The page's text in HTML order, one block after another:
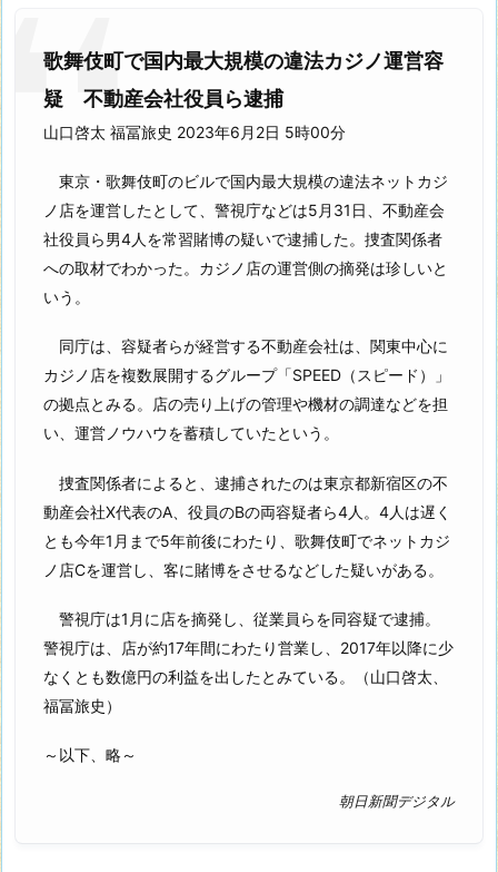
歌舞伎町で国内最大規模の違法カジノ運営容
疑 不動産会社役員ら逮捕
山口啓太 福冨旅史 2023年6月2日 5時00分
東京・歌舞伎町のビルで国内最大規模の違法ネットカジ
ノ店を運営したとして、警視庁などは5月31日、不動産会
社役員ら男4人を常習賭博の疑いで逮捕した。捜査関係者
への取材でわかった。カジノ店の運営側の摘発は珍しいと
いう。
同庁は、容疑者らが経営する不動産会社は、関東中心に
カジノ店を複数展開するグループ「SPEED（スピード）」
の拠点とみる。店の売り上げの管理や機材の調達などを担
い、運営ノウハウを蓄積していたという。
捜査関係者によると、逮捕されたのは東京都新宿区の不
動産会社X代表のA、役員のBの両容疑者ら4人。4人は遅く
とも今年1月まで5年前後にわたり、歌舞伎町でネットカジ
ノ店Cを運営し、客に賭博をさせるなどした疑いがある。
警視庁は1月に店を摘発し、従業員らを同容疑で逮捕。
警視庁は、店が約17年間にわたり営業し、2017年以降に少
なくとも数億円の利益を出したとみている。（山口啓太、
福冨旅史）
～以下、略～
朝日新聞デジタル